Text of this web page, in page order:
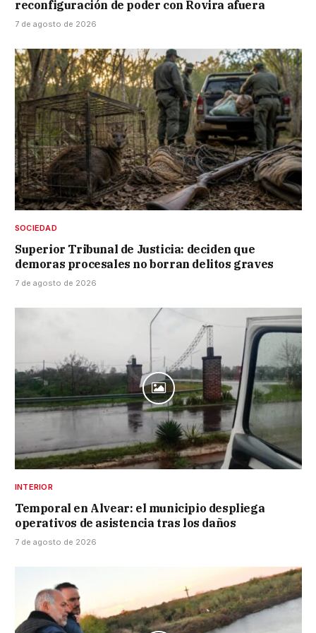
reconfiguración de poder con Rovira afuera
7 de agosto de 2026
SOCIEDAD
Superior Tribunal de Justicia: deciden que
demoras procesales no borran delitos graves
7 de agosto de 2026
INTERIOR
Temporal en Alvear: el municipio despliega
operativos de asistencia tras los daños
7 de agosto de 2026